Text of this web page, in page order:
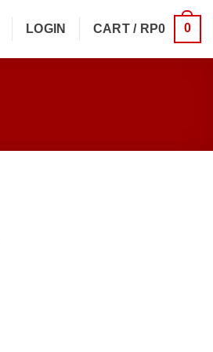
LOGIN CART / RP0 0